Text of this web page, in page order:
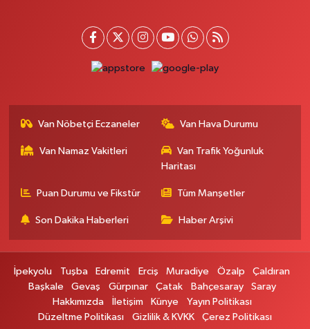
0 (542) 384 45 20 Yol Tarifi Al
Gevaş Eczanesi
İskele Mahallesi, Erciş yolu No:43 Tuşba Van
No:18 Çaldıran Van
Emin Eczanesi
Mahmudiye Mahallesi, Semerkant Caddesi No:12 Özalp Van
Van Nöbetçi Eczaneler Van Hava Durumu
Van Namaz Vakitleri
Van Trafik Yoğunluk
Haritası
Puan Durumu ve Fikstür Tüm Manşetler
Son Dakika Haberleri Haber Arşivi
İpekyolu Tuşba Edremit Erciş Muradiye Özalp
Çaldıran
Başkale
Gevaş Gürpınar Çatak Bahçesaray
Saray
Hakkımızda
İletişim Künye
Yayın Politikası
Düzeltme Politikası
Gizlilik & KVKK Çerez Politikası